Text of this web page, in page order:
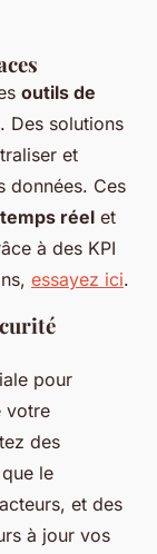
outils de
Des solutions
et
données. Ces
réel et
à des KPI
essayez ici.
pour
votre
des
le
et des
à jour vos